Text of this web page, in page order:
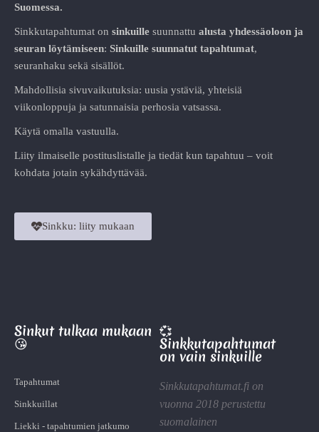
Suomessa.
Sinkkutapahtumat on sinkuille suunnattu alusta yhdessäoloon ja
seuran löytämiseen: Sinkuille suunnatut tapahtumat,
seuranhaku sekä sisällöt.
Mahdollisia sivuvaikutuksia: uusia ystäviä, yhteisiä
viikonloppuja ja satunnaisia perhosia vatsassa.
Käytä omalla vastuulla.
Liity ilmaiselle postituslistalle ja tiedät kun tapahtuu – voit
kohdata jotain sykähdyttävää.
Sinkku: liity mukaan
Sinkut tulkaa mukaan
😘
Tapahtumat
Sinkkuillat
Liekki - tapahtumien jatkumo
💞
Sinkkutapahtumat
on vain sinkuille
Sinkkutapahtumat.fi on
vuonna 2018 perustettu
suomalainen